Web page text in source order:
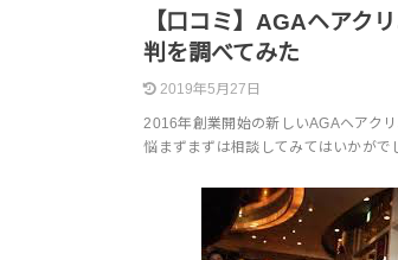
【口コミ】AGAヘアク
判を調べてみた
2019年5月27日
2016年創業開始の新しいAGAヘアク
悩まずまずは相談してみてはいかがで